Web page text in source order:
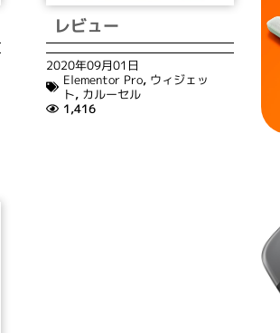
レビュー
2020年09月01日
Elementor Pro, ウィジェッ
ト, カルーセル
1,416